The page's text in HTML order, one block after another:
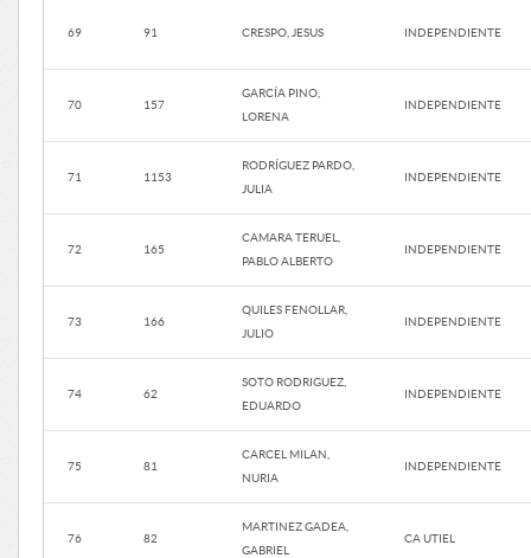
69 91 CRESPO, JESUS INDEPENDIENTE
70 157
GARCÍA PINO,
LORENA
INDEPENDIENTE
71 1153
RODRÍGUEZ PARDO,
JULIA
INDEPENDIENTE
72 165
CAMARA TERUEL,
PABLO ALBERTO
INDEPENDIENTE
73 166
QUILES FENOLLAR,
JULIO
INDEPENDIENTE
74 62
SOTO RODRIGUEZ,
EDUARDO
INDEPENDIENTE
75 81
CARCEL MILAN,
NURIA
INDEPENDIENTE
76 82
MARTINEZ GADEA,
GABRIEL
CA UTIEL